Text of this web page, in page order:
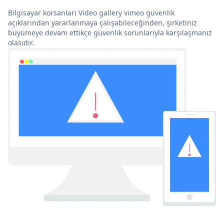
Bilgisayar korsanları Video gallery vimeo güvenlik
açıklarından yararlanmaya çalışabileceğinden, şirketiniz
büyümeye devam ettikçe güvenlik sorunlarıyla karşılaşmanız
olasıdır.